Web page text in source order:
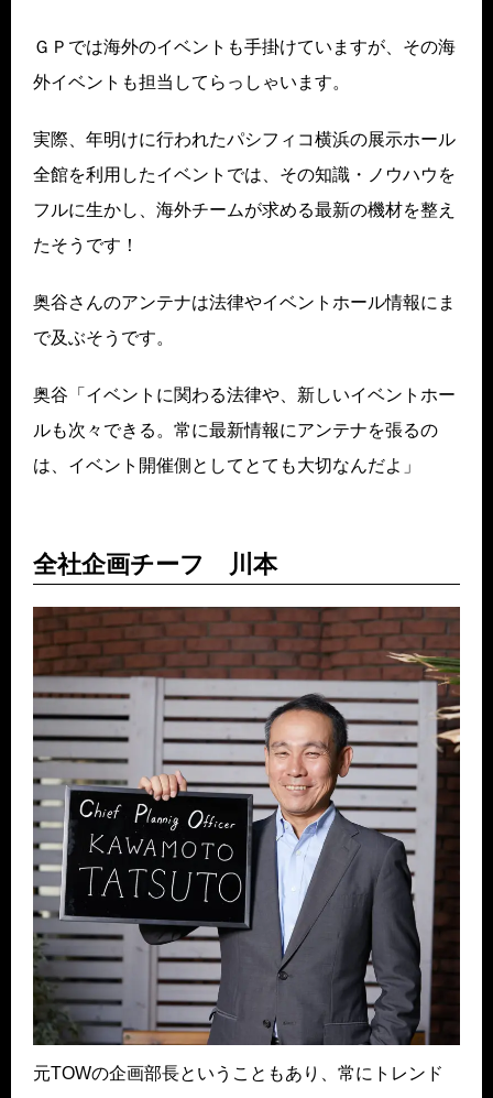
ＧＰでは海外のイベントも手掛けていますが、その海
外イベントも担当してらっしゃいます。
実際、年明けに行われたパシフィコ横浜の展示ホール
全館を利用したイベントでは、その知識・ノウハウを
フルに生かし、海外チームが求める最新の機材を整え
たそうです！
奥谷さんのアンテナは法律やイベントホール情報にま
で及ぶそうです。
奥谷「イベントに関わる法律や、新しいイベントホー
ルも次々できる。常に最新情報にアンテナを張るの
は、イベント開催側としてとても大切なんだよ」
全社企画チーフ 川本
元TOWの企画部長ということもあり、常にトレンド